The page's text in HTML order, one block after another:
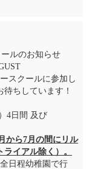
ルのお知らせ
スクールに参加し
ちしています！
4日間 及び
から7月の間にリル
イアル除く）。
日程幼稚園で行